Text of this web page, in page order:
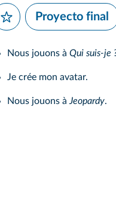
Proyecto final
Nous jouons à Qui suis-je
Je crée mon avatar.
Nous jouons à Jeopardy.